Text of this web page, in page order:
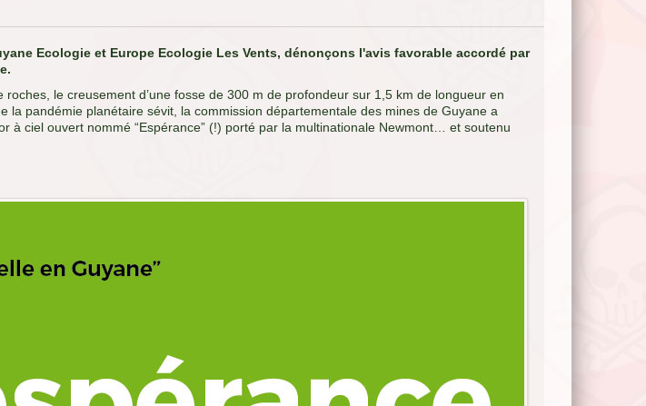
Ecologie et Europe Ecologie Les Vents, dénonçons l'avis favorable accordé par
le creusement d’une fosse de 300 m de profondeur sur 1,5 km de longueur en
la pandémie planétaire sévit, la commission dépar­te­mentale des mines de Guyane a
à ciel ouvert nommé “Espérance” (!) porté par la multinationale Newmont… et soutenu